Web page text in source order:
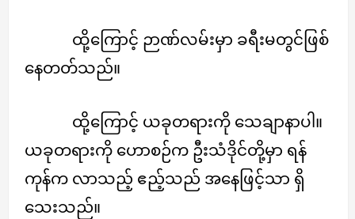
ထို့ကြောင့် ဉာဏ်လမ်းမှာ ခရီးမတွင်ဖြစ်
နေတတ်သည်။
ထို့ကြောင့် ယခုတရားကို သေချာနာပါ။
ယခုတရားကို ဟောစဉ်က ဦးသံဒိုင်တို့မှာ ရန်
ကုန်က လာသည့် ဧည့်သည် အနေဖြင့်သာ ရှိ
သေးသည်။